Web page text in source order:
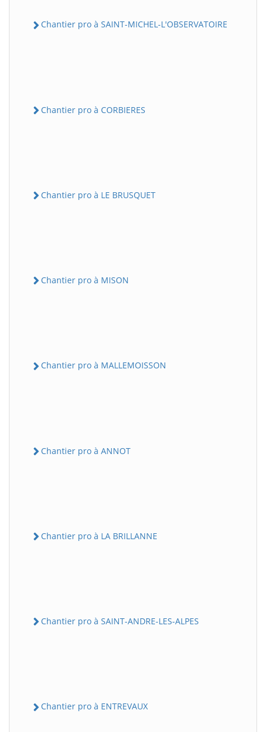
Chantier pro à SAINT-MICHEL-L'OBSERVATOIRE
Chantier pro à CORBIERES
Chantier pro à LE BRUSQUET
Chantier pro à MISON
Chantier pro à MALLEMOISSON
Chantier pro à ANNOT
Chantier pro à LA BRILLANNE
Chantier pro à SAINT-ANDRE-LES-ALPES
Chantier pro à ENTREVAUX